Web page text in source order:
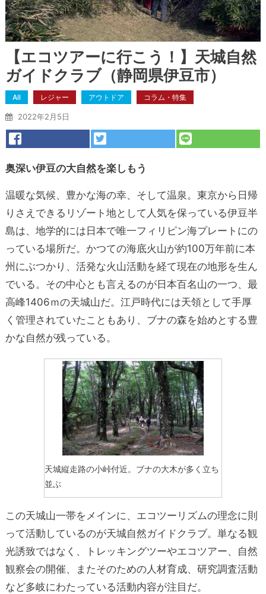
【エコツアーに行こう！】天城自然
ガイドクラブ（静岡県伊豆市）
All レジャー アウトドア コラム・特集
2022年2月5日
奥深い伊豆の大自然を楽しもう
温暖な気候、豊かな海の幸、そして温泉。東京から日帰
りさえできるリゾート地として人気を保っている伊豆半
島は、地学的には日本で唯一フィリピン海プレートにの
っている場所だ。 かつての海底火山が約100万年前に本
州にぶつかり、活発な火山活動を経て現在の地形を生ん
でいる。その中心とも言えるのが日本百名山の一つ、最
高峰1406ｍの天城山だ。江戸時代には天領として手厚
く管理されていたこともあり、ブナの森を始めとする豊
かな自然が残っている。
天城縦走路の小峠付近。ブナの大木が多く立ち
並ぶ
この天城山一帯をメインに、エコツーリズムの理念に則
って活動しているのが天城自然ガイドクラブ。単なる観
光誘致ではなく、トレッキングツーやエコツアー、自然
観察会の開催、またそのための人材育成、研究調査活動
など多岐にわたっている活動内容が注目だ。